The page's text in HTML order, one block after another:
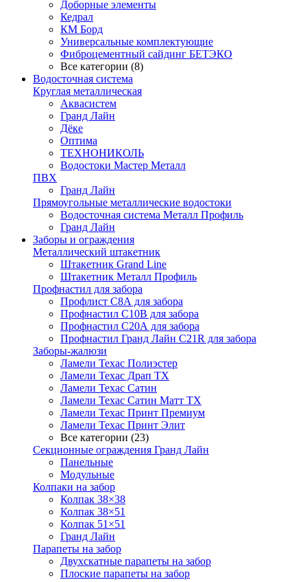
Доборные элементы
Кедрал
КМ Борд
Универсальные комплектующие
Фиброцементный сайдинг БЕТЭКО
Все категории (8)
Водосточная система
Круглая металлическая
Аквасистем
Гранд Лайн
Дёке
Оптима
ТЕХНОНИКОЛЬ
Водостоки Мастер Металл
ПВХ
Гранд Лайн
Прямоугольные металлические водостоки
Водосточная система Металл Профиль
Гранд Лайн
Заборы и ограждения
Металлический штакетник
Штакетник Grand Line
Штакетник Металл Профиль
Профнастил для забора
Профлист С8А для забора
Профнастил С10В для забора
Профнастил С20А для забора
Профнастил Гранд Лайн С21R для забора
Заборы-жалюзи
Ламели Техас Полиэстер
Ламели Техас Драп ТХ
Ламели Техас Сатин
Ламели Техас Сатин Матт ТХ
Ламели Техас Принт Премиум
Ламели Техас Принт Элит
Все категории (23)
Секционные ограждения Гранд Лайн
Панельные
Модульные
Колпаки на забор
Колпак 38×38
Колпак 38×51
Колпак 51×51
Гранд Лайн
Парапеты на забор
Двухскатные парапеты на забор
Плоские парапеты на забор